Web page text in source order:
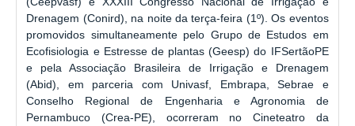
Drenagem (Conird), na noite da terça-feira (1º). Os eventos
promovidos simultaneamente pelo Grupo de Estudos em
Ecofisiologia e Estresse de plantas (Geesp) do IFSertãoPE
e pela Associação Brasileira de Irrigação e Drenagem
(Abid), em parceria com Univasf, Embrapa, Sebrae e
Conselho Regional de Engenharia e Agronomia de
Pernambuco (Crea-PE), ocorreram no Cineteatro da